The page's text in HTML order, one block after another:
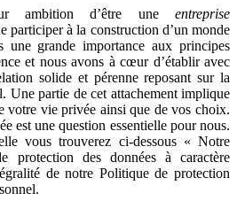
ambition d’être une entreprise
participer à la construction d’un monde
une grande importance aux principes
et nous avons à cœur d’établir avec
solide et pérenne reposant sur la
Une partie de cet attachement implique
votre vie privée ainsi que de vos choix.
est une question essentielle pour nous.
vous trouverez ci-dessous « Notre
protection des données à caractère
de notre Politique de protection